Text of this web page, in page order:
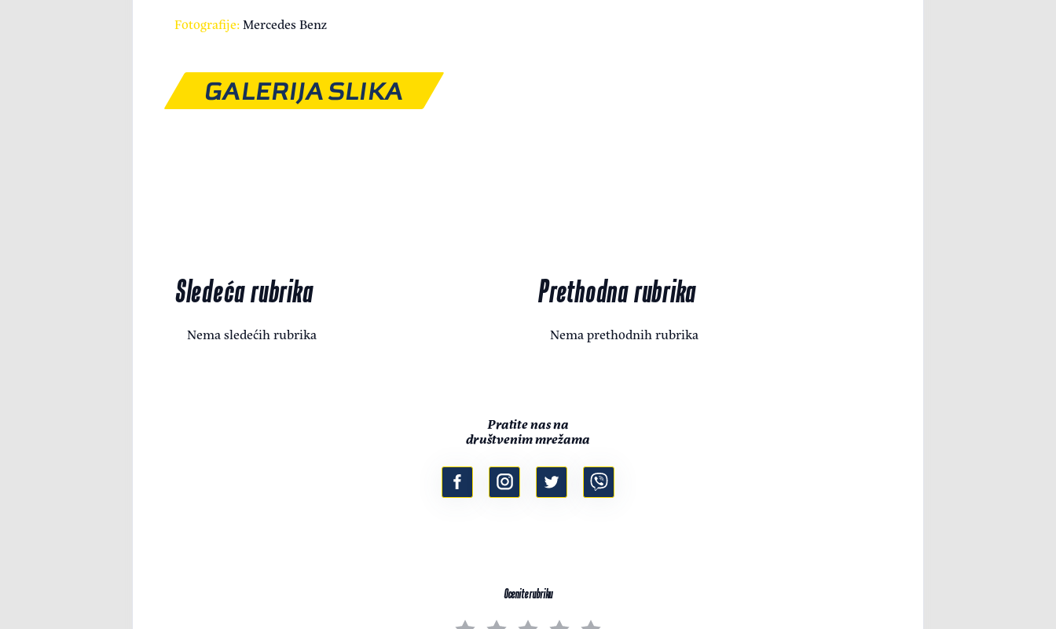
Fotografije:Mercedes Benz
GALERIJA SLIKA
Sledeća rubrika
Nema sledećih rubrika
Prethodna rubrika
Nema prethodnih rubrika
Pratite nas na
društvenim mrežama
Ocenite rubriku